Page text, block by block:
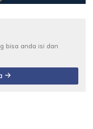
bisa anda isi dan